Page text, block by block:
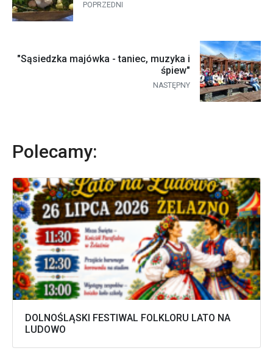
POPRZEDNI
"Sąsiedzka majówka - taniec, muzyka i
śpiew"
NASTĘPNY
Polecamy:
DOLNOŚLĄSKI FESTIWAL FOLKLORU LATO NA
LUDOWO